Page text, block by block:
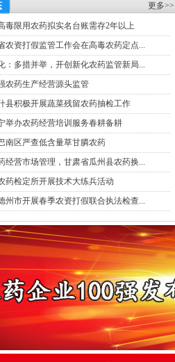
更多>>
毒限用农药拟实名台账需存2年以上
农资打假监管工作会在高毒农药定点...
：多措并举，开创新化农药监管新局...
农药生产经营源头监管
县积极开展蔬菜残留农药抽检工作
举办农药经营培训服务春耕备耕
南区严查低含量草甘膦农药
经营市场管理，甘肃省瓜州县农药换...
药检定所开展技术大练兵活动
州市开展春季农资打假联合执法检查...